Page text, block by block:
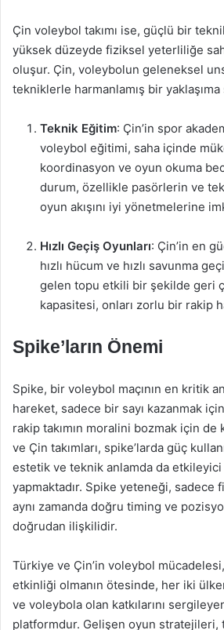
Çin voleybol takımı ise, güçlü bir
yüksek düzeyde fiziksel yeterliliğe
oluşur. Çin, voleybolun geleneksel
tekniklerle harmanlamış bir
Teknik Eğitim: Çin’in spor
voleybol eğitimi, saha içinde
koordinasyon ve oyun okuma
durum, özellikle pasörlerin ve
oyun akışını iyi yönetmelerine
Hızlı Geçiş Oyunları: Çin’in en
hızlı hücum ve hızlı savunma
gelen topu etkili bir şekilde geri
kapasitesi, onları zorlu bir rakip
Spike’ların Önemi
Spike, bir voleybol maçının en kritik
hareket, sadece bir sayı kazanmak
rakip takımın moralini bozmak için de
ve Çin takımları, spike’larda güç
estetik ve teknik anlamda da
yapmaktadır. Spike yeteneği, sadece
aynı zamanda doğru timing ve
doğrudan ilişkilidir.
Türkiye ve Çin’in voleybol
etkinliği olmanın ötesinde, her iki
ve voleybola olan katkılarını
platformdur. Gelişen oyun stratejileri,